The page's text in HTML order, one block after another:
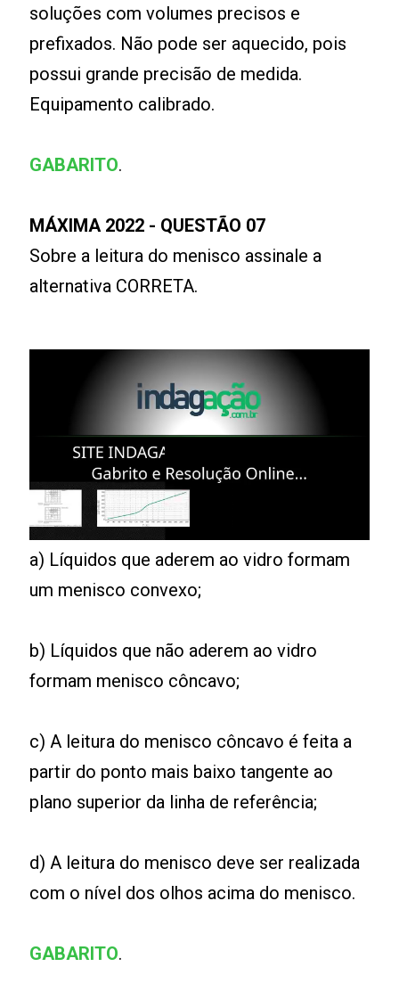
soluções com volumes precisos e
prefixados. Não pode ser aquecido, pois
possui grande precisão de medida.
Equipamento calibrado.
GABARITO.
MÁXIMA 2022 - QUESTÃO 07
Sobre a leitura do menisco assinale a
alternativa CORRETA.
a) Líquidos que aderem ao vidro formam
um menisco convexo;
b) Líquidos que não aderem ao vidro
formam menisco côncavo;
c) A leitura do menisco côncavo é feita a
partir do ponto mais baixo tangente ao
plano superior da linha de referência;
d) A leitura do menisco deve ser realizada
com o nível dos olhos acima do menisco.
GABARITO.